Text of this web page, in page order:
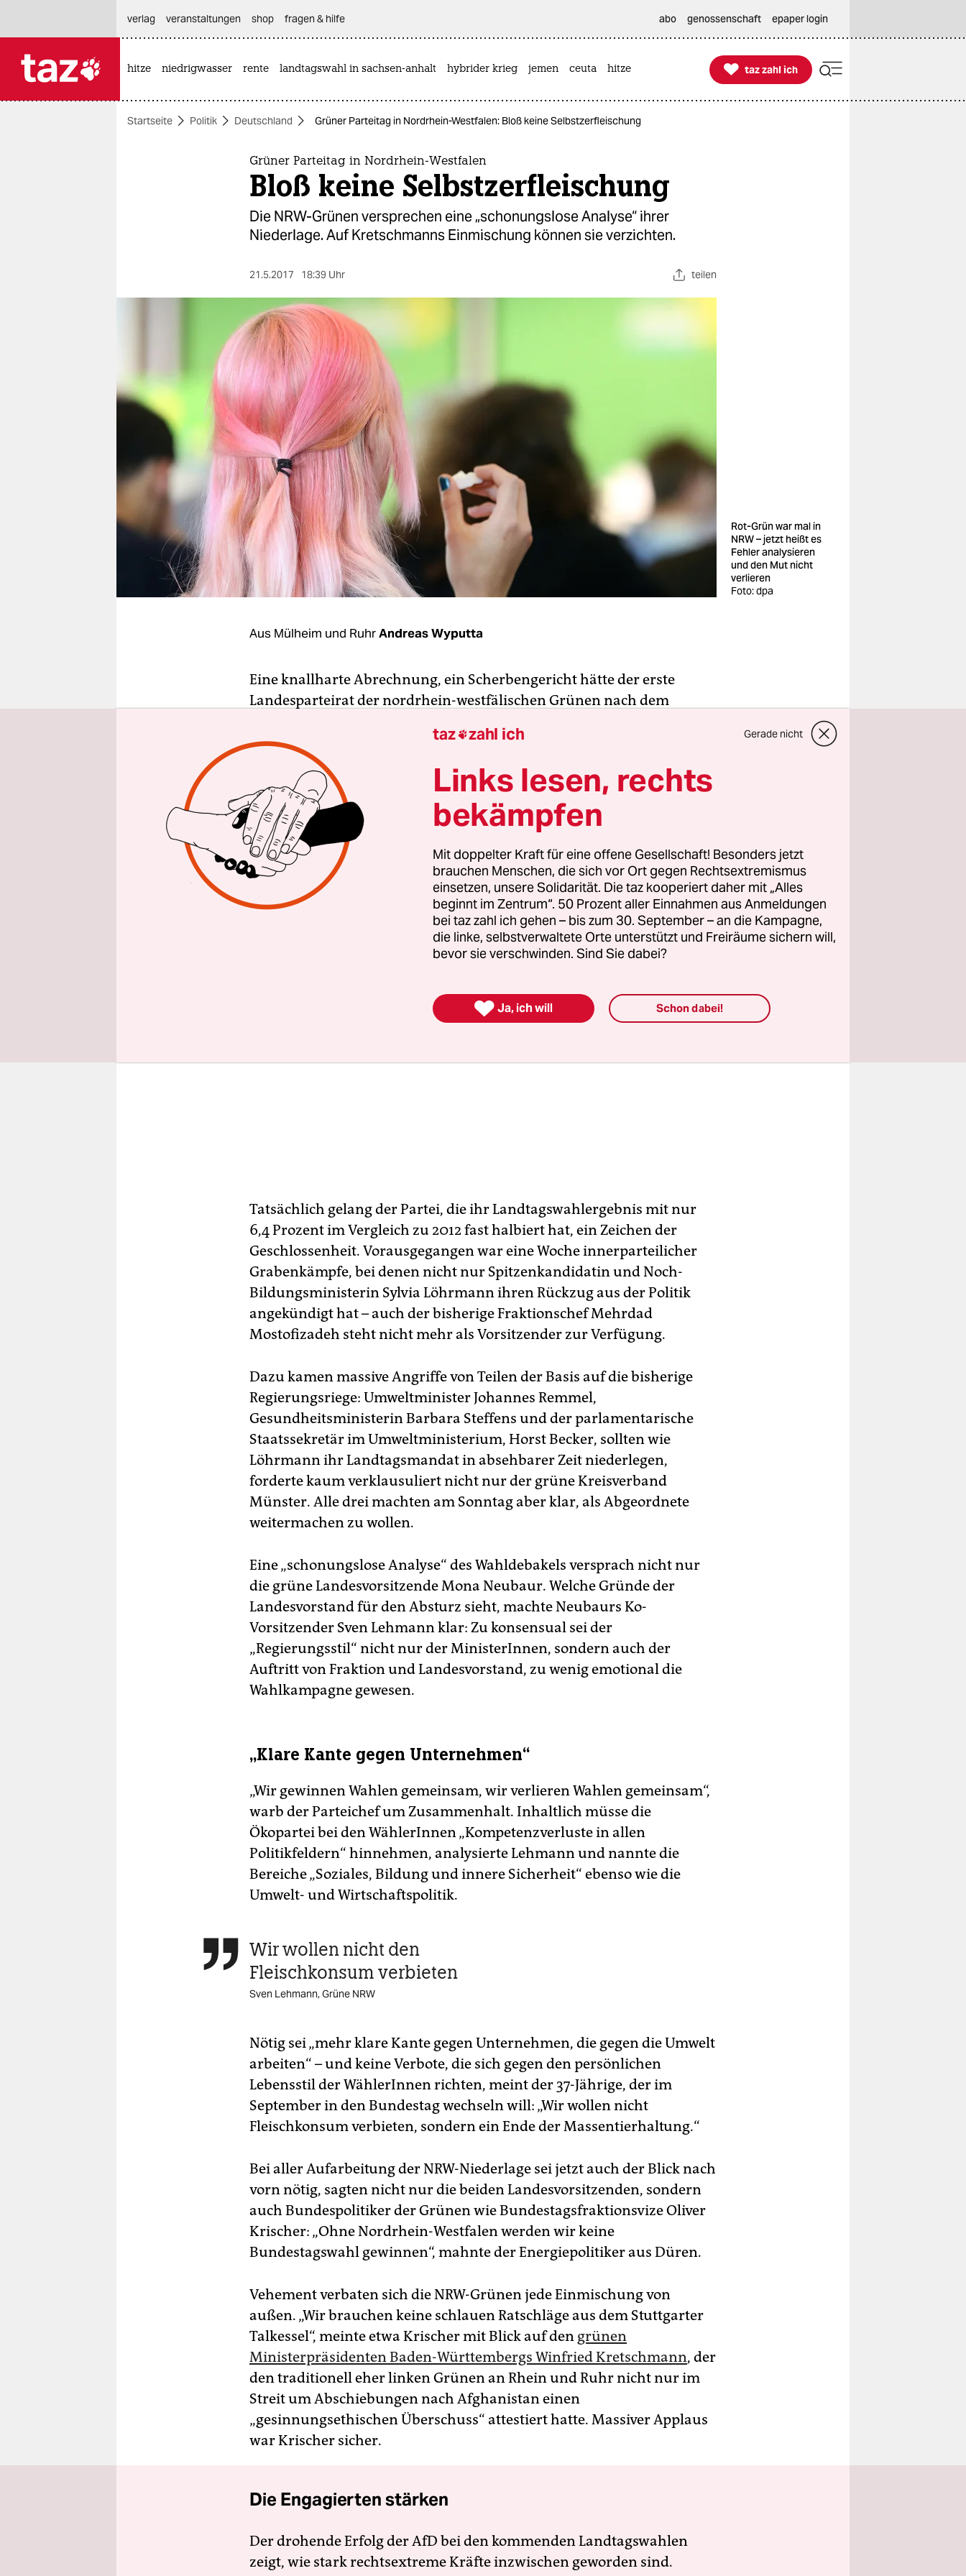
themen
wahrheit
verlag
veranstaltungen
fragen & hilfe
unterstützen
verlag
veranstaltungen shop fragen & hilfe abo genossenschaft epaper login
hitze niedrigwasser rente landtagswahl in sachsen-anhalt hybrider krieg jemen ceuta hitze 
taz zahl ich
taz zahl ich
Startseite Politik Deutschland Grüner Parteitag in Nordrhein-Westfalen: Bloß keine Selbstzerfleischung
Grüner Parteitag in Nordrhein-Westfalen
Bloß keine Selbstzerfleischung
Die NRW-Grünen versprechen eine „schonungslose Analyse“ ihrer
Niederlage. Auf Kretschmanns Einmischung können sie verzichten.
21.5.2017 18:39 Uhr teilen
Rot-Grün war mal in
NRW – jetzt heißt es
Fehler analysieren
und den Mut nicht
verlieren
Foto: dpa
Aus Mülheim und RuhrAndreas Wyputta
Eine knallharte Abrechnung, ein Scherbengericht hätte der erste
Landesparteirat der nordrhein-westfälischen Grünen nach dem
Angst vor einer Selbstzerfleischung des mit 12.600 Mitgliedern
größten Landesverbandes der Ökopartei war Wahlkampfmanagerin
Marianne Weiß bei Eröffnung des kleinen Parteitags am Sonntag in
Mülheim an der Ruhr deutlich anzumerken.
„Mehr Herz, weniger Hass: Das könnten wir auch gebrauchen“,
appellierte die politische Geschäftsführerin der NRW-Grünen deshalb
an die Delegierten. „Wir brauchen einen freundlichen Umgang
miteinander.“
Tatsächlich gelang der Partei, die ihr Landtagswahlergebnis mit nur
6,4 Prozent im Vergleich zu 2012 fast halbiert hat, ein Zeichen der
Geschlossenheit. Vorausgegangen war eine Woche innerparteilicher
Grabenkämpfe, bei denen nicht nur Spitzenkandidatin und Noch-
Bildungsministerin Sylvia Löhrmann ihren Rückzug aus der Politik
angekündigt hat – auch der bisherige Fraktionschef Mehrdad
Mostofizadeh steht nicht mehr als Vorsitzender zur Verfügung.
Dazu kamen massive Angriffe von Teilen der Basis auf die bisherige
Regierungsriege: Umweltminister Johannes Remmel,
Gesundheitsministerin Barbara Steffens und der parlamentarische
Staatssekretär im Umweltministerium, Horst Becker, sollten wie
Löhrmann ihr Landtagsmandat in absehbarer Zeit niederlegen,
forderte kaum verklausuliert nicht nur der grüne Kreisverband
Münster. Alle drei machten am Sonntag aber klar, als Abgeordnete
weitermachen zu wollen.
Eine „schonungslose Analyse“ des Wahldebakels versprach nicht nur
die grüne Landesvorsitzende Mona Neubaur. Welche Gründe der
Landesvorstand für den Absturz sieht, machte Neubaurs Ko-
Vorsitzender Sven Lehmann klar: Zu konsensual sei der
„Regierungsstil“ nicht nur der MinisterInnen, sondern auch der
Auftritt von Fraktion und Landesvorstand, zu wenig emotional die
Wahlkampagne gewesen.
„Klare Kante gegen Unternehmen“
„Wir gewinnen Wahlen gemeinsam, wir verlieren Wahlen gemeinsam“,
warb der Parteichef um Zusammenhalt. Inhaltlich müsse die
Ökopartei bei den WählerInnen „Kompetenzverluste in allen
Politikfeldern“ hinnehmen, analysierte Lehmann und nannte die
Bereiche „Soziales, Bildung und innere Sicherheit“ ebenso wie die
Umwelt- und Wirtschaftspolitik.
 Wir wollen nicht den
Fleischkonsum verbieten
Sven Lehmann, Grüne NRW
Nötig sei „mehr klare Kante gegen Unternehmen, die gegen die Umwelt
arbeiten“ – und keine Verbote, die sich gegen den persönlichen
Lebensstil der WählerInnen richten, meint der 37-Jährige, der im
September in den Bundestag wechseln will: „Wir wollen nicht
Fleischkonsum verbieten, sondern ein Ende der Massentierhaltung.“
Bei aller Aufarbeitung der NRW-Niederlage sei jetzt auch der Blick nach
vorn nötig, sagten nicht nur die beiden Landesvorsitzenden, sondern
auch Bundespolitiker der Grünen wie Bundestagsfraktionsvize Oliver
Krischer: „Ohne Nordrhein-Westfalen werden wir keine
Bundestagswahl gewinnen“, mahnte der Energiepolitiker aus Düren.
Vehement verbaten sich die NRW-Grünen jede Einmischung von
außen. „Wir brauchen keine schlauen Ratschläge aus dem Stuttgarter
Talkessel“, meinte etwa Krischer mit Blick auf den grünen
Ministerpräsidenten Baden-Württembergs Winfried Kretschmann, der
den traditionell eher linken Grünen an Rhein und Ruhr nicht nur im
Streit um Abschiebungen nach Afghanistan einen
„gesinnungsethischen Überschuss“ attestiert hatte. Massiver Applaus
war Krischer sicher.
Die Engagierten stärken
Der drohende Erfolg der AfD bei den kommenden Landtagswahlen
zeigt, wie stark rechtsextreme Kräfte inzwischen geworden sind.
taz zahl ich Gerade nicht
Links lesen, rechts
bekämpfen
Mit doppelter Kraft für eine offene Gesellschaft! Besonders jetzt
brauchen Menschen, die sich vor Ort gegen Rechtsextremismus
einsetzen, unsere Solidarität. Die taz kooperiert daher mit „Alles
beginnt im Zentrum“. 50 Prozent aller Einnahmen aus Anmeldungen
bei taz zahl ich gehen – bis zum 30. September – an die Kampagne,
die linke, selbstverwaltete Orte unterstützt und Freiräume sichern will,
bevor sie verschwinden. Sind Sie dabei?
 Ja, ich will Schon dabei!